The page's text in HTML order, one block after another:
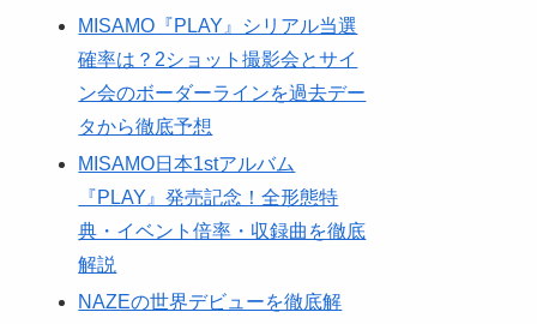
MISAMO『PLAY』シリアル当選
確率は？2ショット撮影会とサイ
ン会のボーダーラインを過去デー
タから徹底予想
MISAMO日本1stアルバム
『PLAY』発売記念！全形態特
典・イベント倍率・収録曲を徹底
解説
NAZEの世界デビューを徹底解